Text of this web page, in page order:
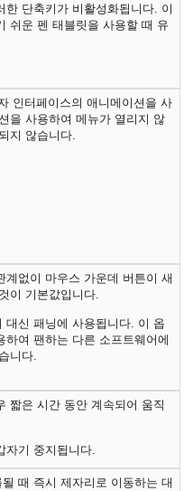
단축키가 비활성화됩니다. 이
쉬운 펜 태블릿을 사용할 때 유
인터페이스의 애니메이션을 사
을 사용하여 메뉴가 열리지 않
지 않습니다.
없이 마우스 가운데 버튼이 새
이 기본값입니다.
대신 패닝에 사용됩니다. 이 옵
여 팬하는 다른 소프트웨어에
니다.
짧은 시간 동안 계속되어 움직
자기 중지됩니다.
때 즉시 제자리로 이동하는 대